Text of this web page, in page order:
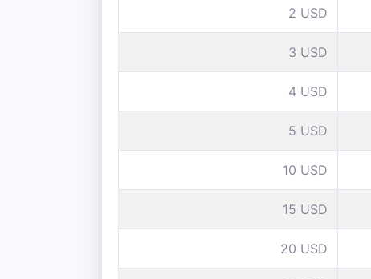
2 USD
3 USD
4 USD
5 USD
10 USD
15 USD
20 USD